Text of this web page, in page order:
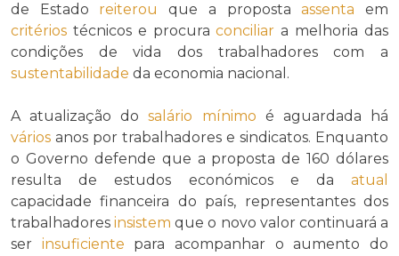
de Estado reiterou que a propostaassenta em
critérios técnicos e procuraconciliar a melhoria das
condições de vida dos trabalhadores com a
sustentabilidade da economia nacional.
A atualização dosalário mínimo é aguardada há
vários anos por trabalhadores e sindicatos. Enquanto
o Governo defende que a proposta de 160 dólares
resulta de estudos económicos e da atual
capacidade financeira do país, representantes dos
trabalhadoresinsistem que o novo valor continuará a
ser insuficiente para acompanhar o aumento do